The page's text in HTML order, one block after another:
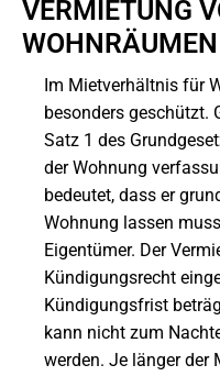
VERMIETUNG
WOHNRÄUMEN
Im Mietverhältnis für
besonders geschützt.
Satz 1 des
der Wohnung
bedeutet, dass er
Wohnung lassen
Eigentümer. Der
Kündigungsrecht
Kündigungsfrist
kann nicht zum
werden. Je länger der